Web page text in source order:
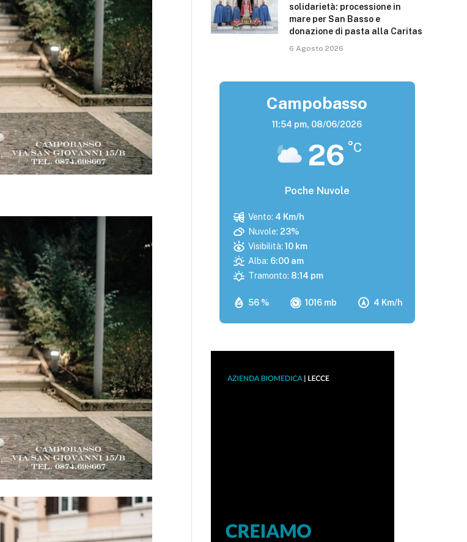
solidarietà: processione in
mare per San Basso e
donazione di pasta alla Caritas
6 Agosto 2026
Campobasso
11:54 pm, 08/06/2026
26 °C
Poche Nuvole
56 % 1016 mb 4 Km/h
Vento: 4 Km/h
Nuvole: 23%
Visibilità: 10 km
Alba: 6:00 am
Tramonto: 8:14 pm